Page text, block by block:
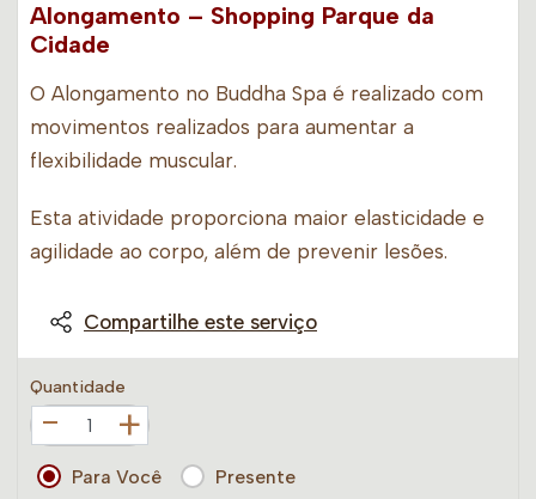
Alongamento – Shopping Parque da
Cidade
O Alongamento no Buddha Spa é realizado com
movimentos realizados para aumentar a
flexibilidade muscular.
Esta atividade proporciona maior elasticidade e
agilidade ao corpo, além de prevenir lesões.
Compartilhe este serviço
Quantidade
+
Para Você Presente